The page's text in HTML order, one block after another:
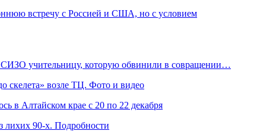
встречу с Россией и США, но с условием
СИЗО учительницу, которую обвинили в совращении…
скелета» возле ТЦ. Фото и видео
в Алтайском крае с 20 по 22 декабря
лихих 90-х. Подробности